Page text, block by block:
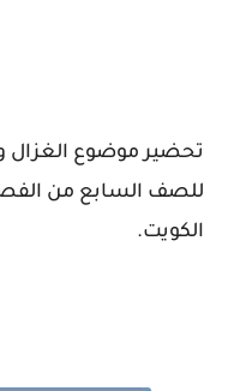
تحضير موضوع الغزال
للصف السابع من
الكويت.